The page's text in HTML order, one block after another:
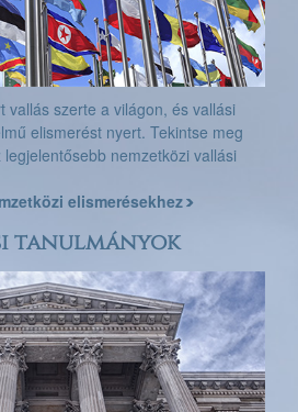
vallás szerte a világon, és vallási
elismerést nyert. Tekintse meg
nemzetközi vallási
elismerésekhez
tanulmányok